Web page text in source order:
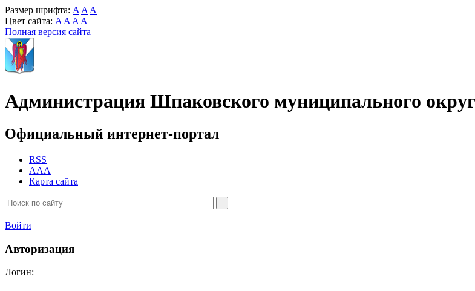
Размер шрифта: A A A
Цвет сайта: A A A A
Полная версия сайта
Администрация Шпаковского муниципального
Официальный интернет-портал
RSS
AAA
Карта сайта
Войти
Авторизация
Логин: